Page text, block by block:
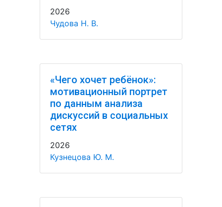
2026
Чудова Н. В.
«Чего хочет ребёнок»:
мотивационный портрет
по данным анализа
дискуссий в социальных
сетях
2026
Кузнецова Ю. М.